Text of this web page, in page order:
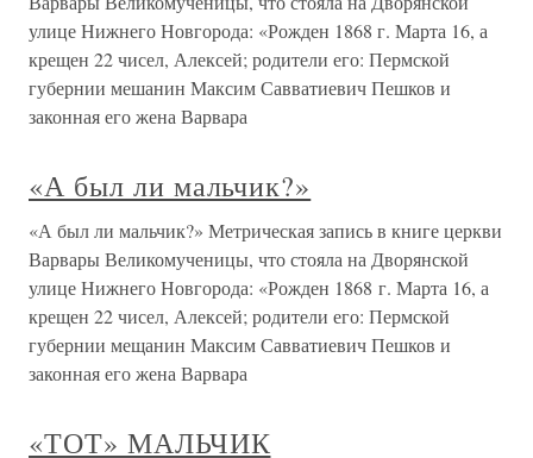
улице Нижнего Новгорода: «Рожден 1868 г. Марта 16, а
крещен 22 чисел, Алексей; родители его: Пермской
губернии мешанин Максим Савватиевич Пешков и
законная его жена Варвара
«А был ли мальчик?»
«А был ли мальчик?» Метрическая запись в книге церкви
Варвары Великомученицы, что стояла на Дворянской
улице Нижнего Новгорода: «Рожден 1868 г. Марта 16, а
крещен 22 чисел, Алексей; родители его: Пермской
губернии мещанин Максим Савватиевич Пешков и
законная его жена Варвара
«ТОТ» МАЛЬЧИК